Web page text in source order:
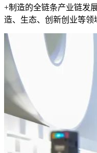
+制造的全链条产业链发
造、生态、创新创业等领